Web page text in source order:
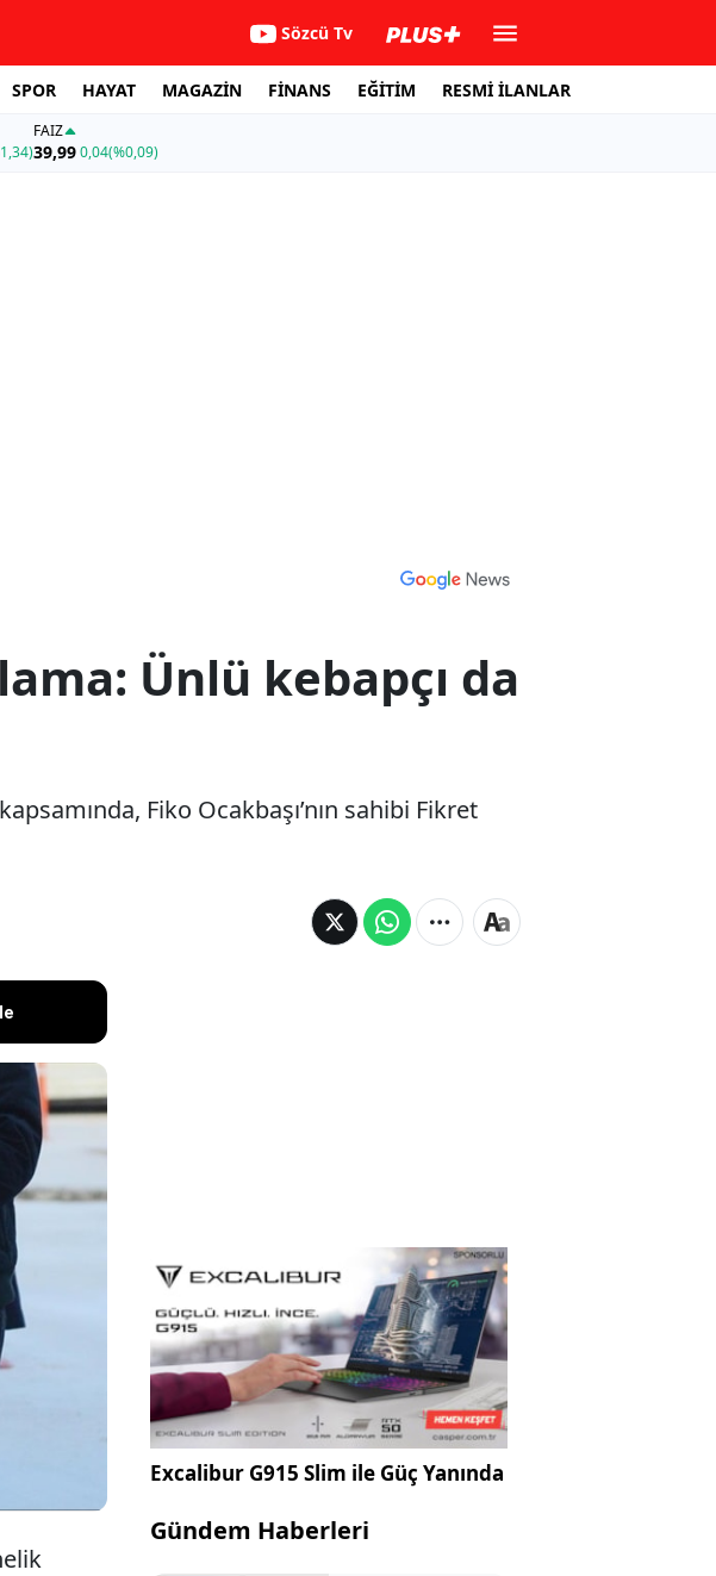
Sözcü Tv
SPOR HAYAT MAGAZİN FİNANS EĞİTİM RESMİ İLANLAR
FAİZ
39,990,04(%0,09)
Ünlü kebapçı da
Fiko Ocakbaşı’nın sahibi Fikret
örgütü
sahibi
Excalibur G915 Slim ile Güç Yanında
Gündem Haberleri